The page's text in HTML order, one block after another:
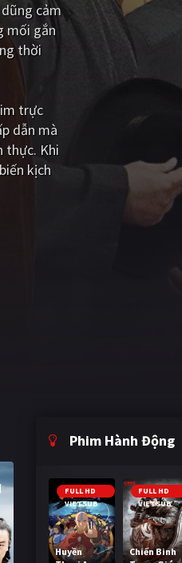
cảm
mối gắn
thời
trực
dẫn mà
thực. Khi
kịch
Phim Hành Động
FULL HD
VIETSUB
Huyền
FULL HD
VIETSUB
Chiến Binh